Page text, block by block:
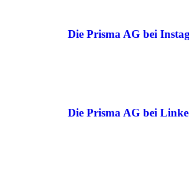
Die Prisma AG bei
Die Prisma AG bei